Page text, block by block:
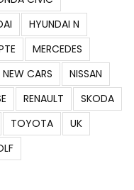
HYUNDAI N
MERCEDES
NEW CARS
NISSAN
RENAULT
SKODA
TOYOTA
UK